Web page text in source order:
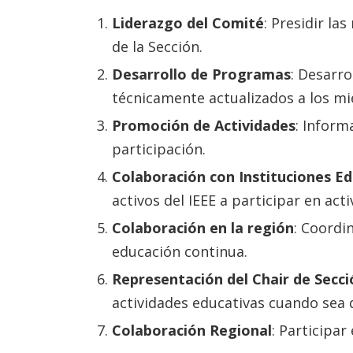
Liderazgo del Comité: Presidir
de la Sección.
Desarrollo de Programas:
técnicamente actualizados a los
Promoción de Actividades:
participación.
Colaboración con Instituciones
activos del IEEE a participar en
Colaboración en la región:
educación continua.
Representación del Chair de
actividades educativas cuando sea
Colaboración Regional: Participar